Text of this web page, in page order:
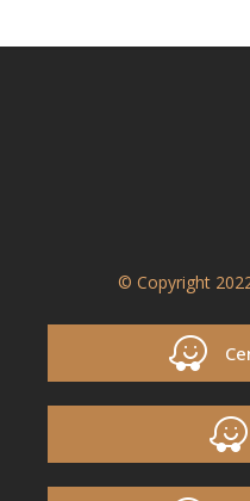
© Copyright